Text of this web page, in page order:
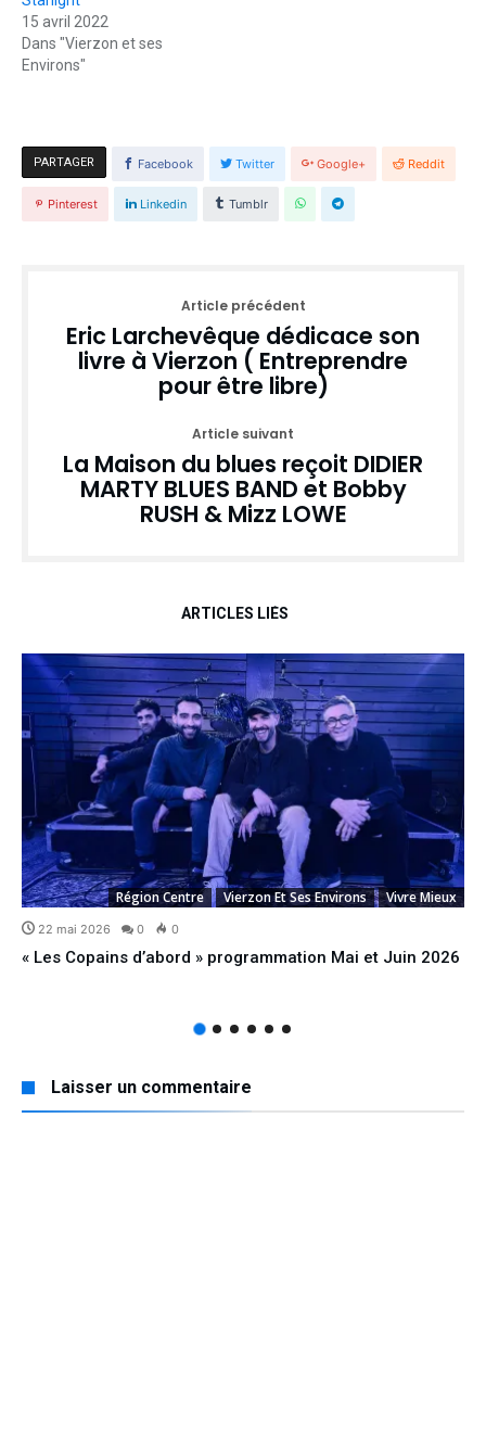
15 avril 2022
Dans "Vierzon et ses
Environs"
PARTAGER Facebook Twitter Google+ Reddit
Pinterest Linkedin Tumblr
Article précédent
Eric Larchevêque dédicace son
livre à Vierzon ( Entreprendre
pour être libre)
Article suivant
La Maison du blues reçoit DIDIER
MARTY BLUES BAND et Bobby
RUSH & Mizz LOWE
ARTICLES LIÉS
Région Centre Vierzon Et Ses Environs Vivre Mieux
22 mai 2026 0 0
« Les Copains d’abord » programmation Mai et Juin 2026
Laisser un commentaire